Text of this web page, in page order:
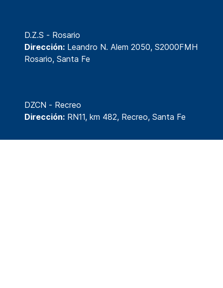
D.Z.S - Rosario
Dirección: Leandro N. Alem 2050, S2000FMH
Rosario, Santa Fe
DZCN - Recreo
Dirección: RN11, km 482, Recreo, Santa Fe